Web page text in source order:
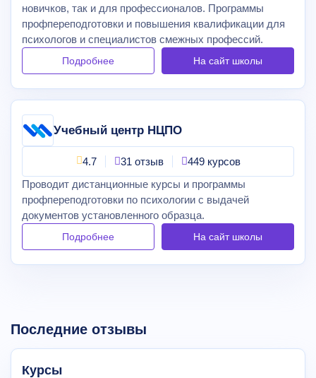
новичков, так и для профессионалов. Программы
профпереподготовки и повышения квалификации для
психологов и специалистов смежных профессий.
Подробнее На сайт школы
Учебный центр НЦПО
4.7 31 отзыв
449 курсов
Проводит дистанционные курсы и программы
профпереподготовки по психологии с выдачей
документов установленного образца.
Подробнее На сайт школы
Последние отзывы
Курсы